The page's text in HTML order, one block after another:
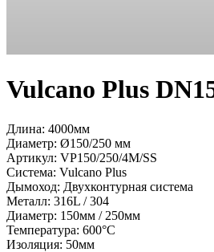
Vulcano Plus
Длина: 4000мм
Диаметр: Ø150/250 мм
Артикул: VP150/250/4M/SS
Система: Vulcano Plus
Дымоход: Двухконтурная система
Металл: 316L / 304
Диаметр: 150мм / 250мм
Температура: 600°С
Изоляция: 50мм